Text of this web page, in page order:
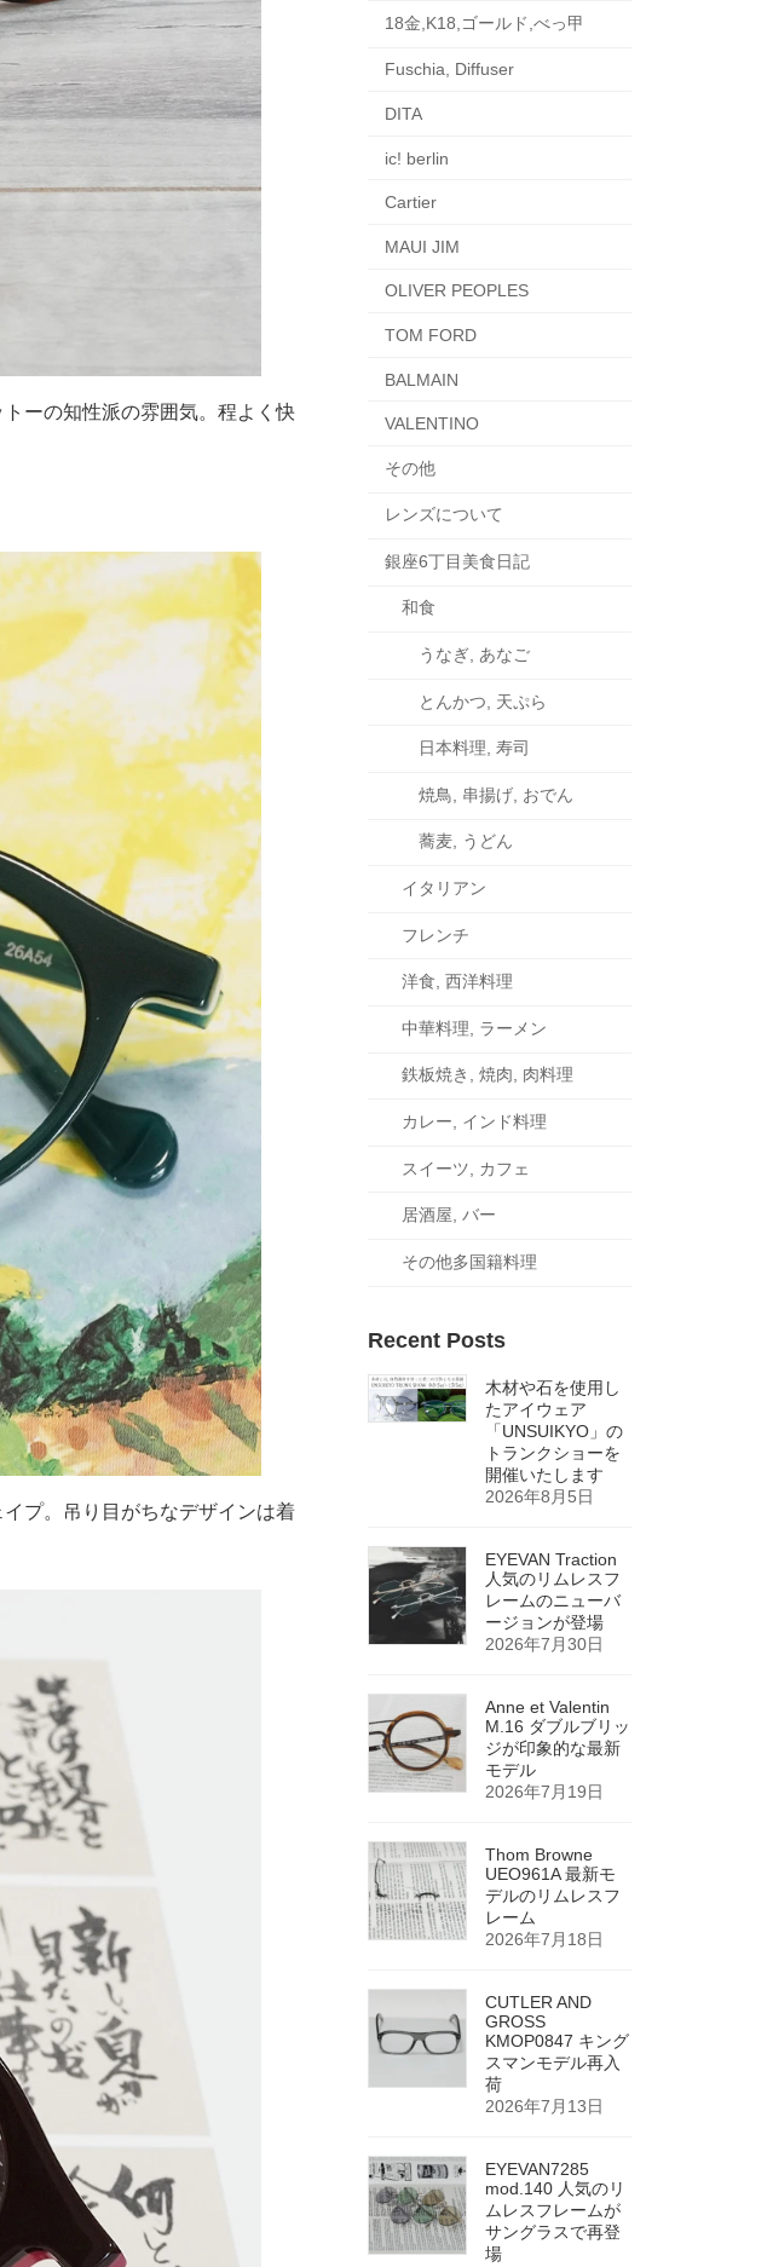
ーの知性派の雰囲気。程よく快
プ。吊り目がちなデザインは着
18金,K18,ゴールド,べっ甲
Fuschia, Diffuser
DITA
ic! berlin
Cartier
MAUI JIM
OLIVER PEOPLES
TOM FORD
BALMAIN
VALENTINO
その他
レンズについて
銀座6丁目美食日記
和食
うなぎ, あなご
とんかつ, 天ぷら
日本料理, 寿司
焼鳥, 串揚げ, おでん
蕎麦, うどん
イタリアン
フレンチ
洋食, 西洋料理
中華料理, ラーメン
鉄板焼き, 焼肉, 肉料理
カレー, インド料理
スイーツ, カフェ
居酒屋, バー
その他多国籍料理
Recent Posts
木材や石を使用し
たアイウェア
「UNSUIKYO」の
トランクショーを
開催いたします
2026年8月5日
EYEVAN Traction
人気のリムレスフ
レームのニューバ
ージョンが登場
2026年7月30日
Anne et Valentin
M.16 ダブルブリッ
ジが印象的な最新
モデル
2026年7月19日
Thom Browne
UEO961A 最新モ
デルのリムレスフ
レーム
2026年7月18日
CUTLER AND
GROSS
KMOP0847 キング
スマンモデル再入
荷
2026年7月13日
EYEVAN7285
mod.140 人気のリ
ムレスフレームが
サングラスで再登
場